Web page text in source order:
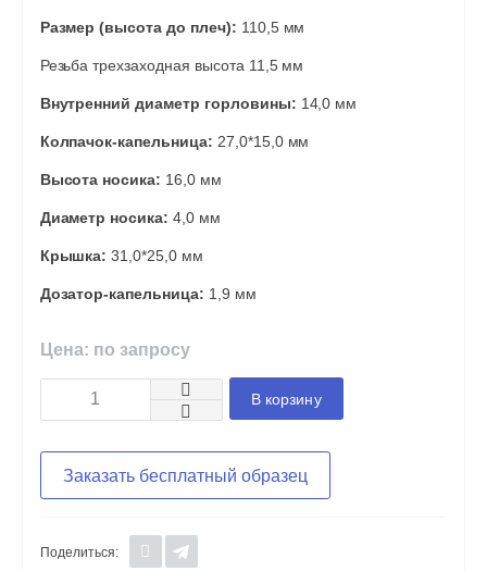
Размер (высота до плеч): 110,5 мм
Резьба трехзаходная высота 11,5 мм
Внутренний диаметр горловины: 14,0 мм
Колпачок-капельница: 27,0*15,0 мм
Высота носика: 16,0 мм
Диаметр носика: 4,0 мм
Крышка: 31,0*25,0 мм
Дозатор-капельница: 1,9 мм
Цена: по запросу
В корзину
Заказать бесплатный образец
Поделиться: